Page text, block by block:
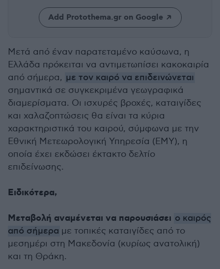
Add Protothema.gr on Google
Μετά από έναν παρατεταμένο καύσωνα, η
Ελλάδα πρόκειται να αντιμετωπίσει κακοκαιρία
από σήμερα, με τον καιρό να επιδεινώνεται
σημαντικά σε συγκεκριμένα γεωγραφικά
διαμερίσματα. Οι ισχυρές βροχές, καταιγίδες
και χαλαζοπτώσεις θα είναι τα κύρια
χαρακτηριστικά του καιρού, σύμφωνα με την
Εθνική Μετεωρολογική Υπηρεσία (ΕΜΥ), η
οποία έχει εκδώσει έκτακτο δελτίο
επιδείνωσης.
Ειδικότερα,
Μεταβολή αναμένεται να παρουσιάσει ο καιρός
από σήμερα με τοπικές καταιγίδες από το
μεσημέρι στη Μακεδονία (κυρίως ανατολική)
και τη Θράκη.